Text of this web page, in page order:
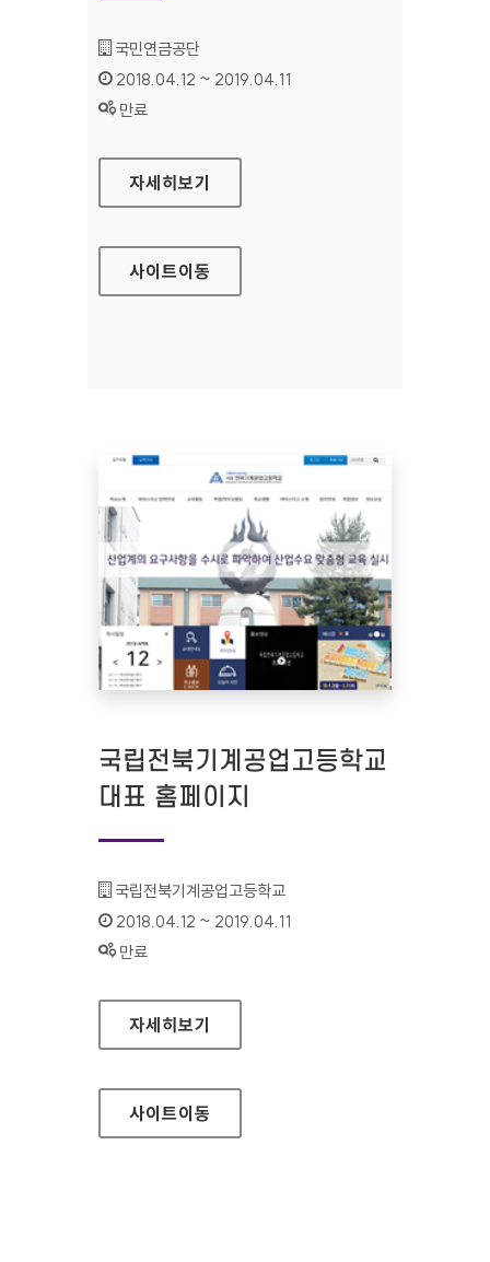
기관명 :
국민연금공단
인증기간 :
2018.04.12 ~ 2019.04.11
상태 :
만료
4대사회보험정보연계센터 대표 홈페이지
자세히보기
사이트이동
국립전북기계공업고등학교
대표 홈페이지
기관명 :
국립전북기계공업고등학교
인증기간 :
2018.04.12 ~ 2019.04.11
상태 :
만료
국립전북기계공업고등학교 대표 홈페이지
자세히보기
사이트이동